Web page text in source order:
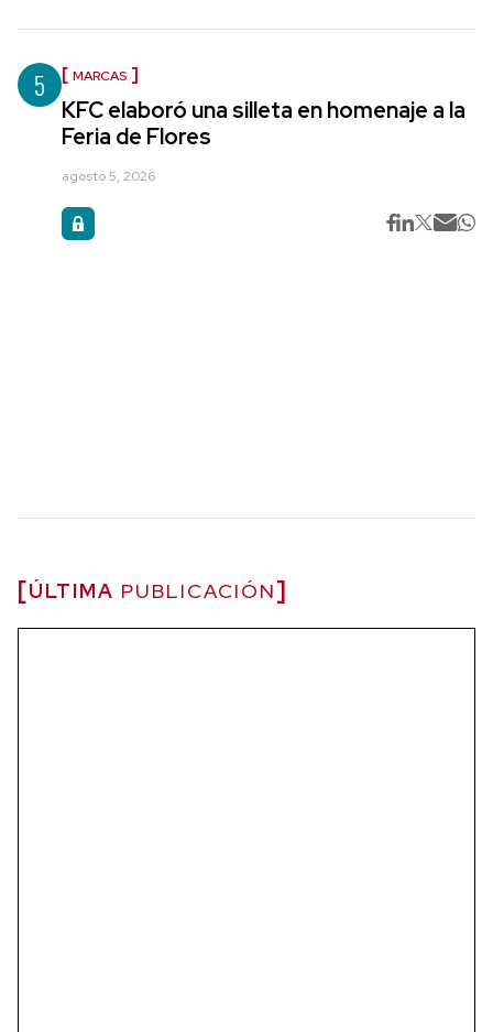
5 MARCAS
KFC elaboró una silleta en homenaje a la
Feria de Flores
agosto 5, 2026
ÚLTIMA PUBLICACIÓN